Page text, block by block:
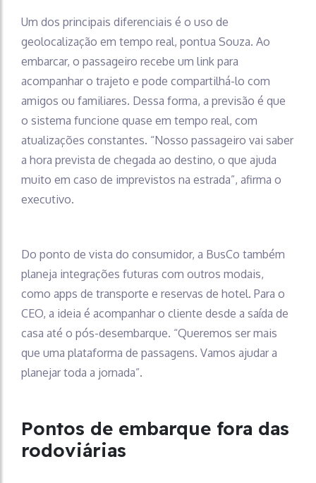
Um dos principais diferenciais é o uso de
geolocalização em tempo real, pontua Souza. Ao
embarcar, o passageiro recebe um link para
acompanhar o trajeto e pode compartilhá-lo com
amigos ou familiares. Dessa forma, a previsão é que
o sistema funcione quase em tempo real, com
atualizações constantes. “Nosso passageiro vai saber
a hora prevista de chegada ao destino, o que ajuda
muito em caso de imprevistos na estrada”, afirma o
executivo.
Do ponto de vista do consumidor, a BusCo também
planeja integrações futuras com outros modais,
como apps de transporte e reservas de hotel. Para o
CEO, a ideia é acompanhar o cliente desde a saída de
casa até o pós-desembarque. “Queremos ser mais
que uma plataforma de passagens. Vamos ajudar a
planejar toda a jornada”.
Pontos de embarque fora das
rodoviárias